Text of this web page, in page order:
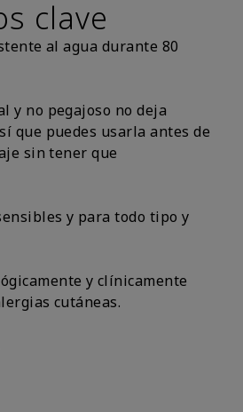
clave
al agua durante 80
y no pegajoso no deja
que puedes usarla antes de
sin tener que
y para todo tipo y
y clínicamente
cutáneas.